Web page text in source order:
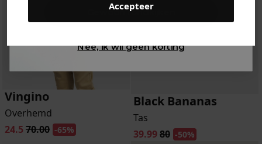
Accepteer
Vingino
Overhemd
24.5 70.00 -65%
Black Bananas
Tas
39.9980 -50%
Gewoon rondkijken
Nee, ik wil geen korting